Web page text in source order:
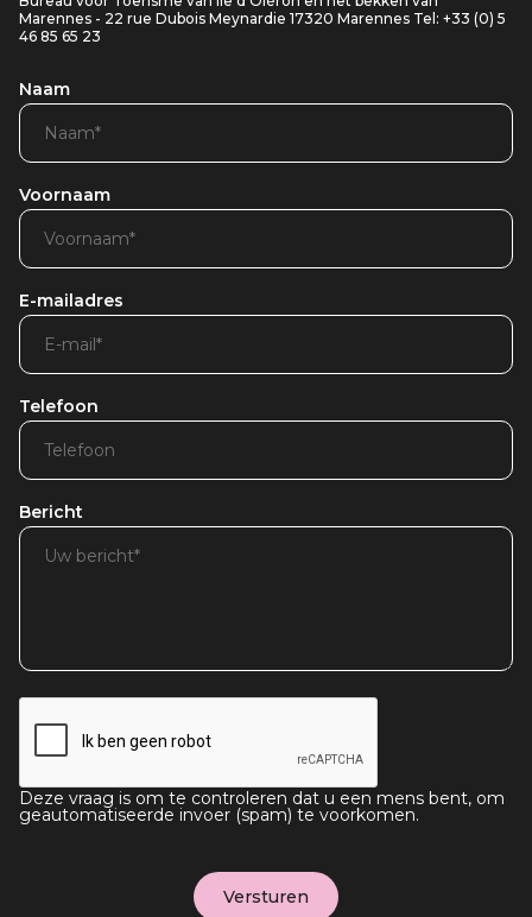
Marennes - 22 rue Dubois Meynardie 17320 Marennes Tel: +33 (0) 5
46 85 65 23
Naam
Voornaam
E-mailadres
Telefoon
Bericht
Deze vraag is om te controleren dat u een mens bent, om
geautomatiseerde invoer (spam) te voorkomen.